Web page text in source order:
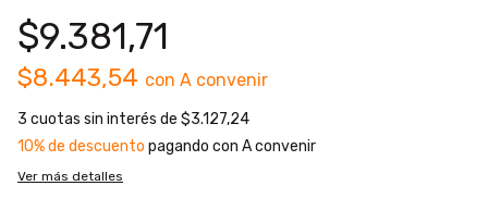
$9.381,71
$8.443,54 con A convenir
3 cuotas sin interés de $3.127,24
10% de descuento pagando con A convenir
Ver más detalles